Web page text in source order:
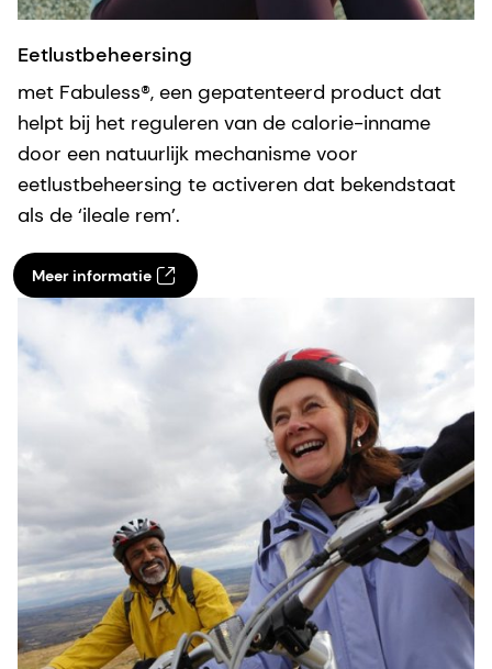
Eetlustbeheersing
met Fabuless®, een gepatenteerd product dat
helpt bij het reguleren van de calorie-inname
door een natuurlijk mechanisme voor
eetlustbeheersing te activeren dat bekendstaat
als de ‘ileale rem’.
Meer informatie